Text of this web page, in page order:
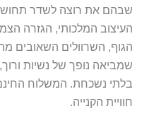
שבהם את רוצה לשדר
העיצוב המלכותי, הגזרה
הגוף, השרוולים השאובים
שמביאה נופך של נשיות
בלתי נשכחת. המשלוח
חוויית הקנייה.